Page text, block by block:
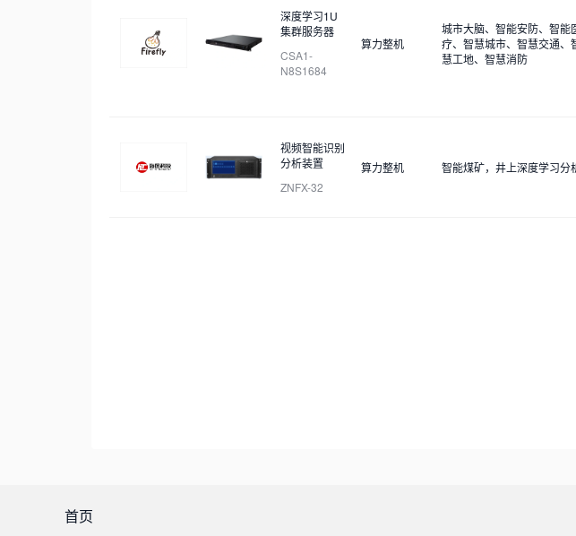
深度学习1U
集群服务器
CSA1-
N8S1684
算力整机
城市大脑、智能安防、智能
疗、智慧城市、智慧交通、
慧工地、智慧消防
视频智能识别
分析装置
ZNFX-32
算力整机 智能煤矿，井上深度学习分
首页